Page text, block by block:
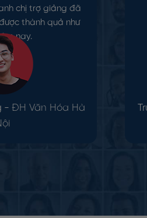
chị trợ giảng đã
thành quả như
nay.
- ĐH Văn Hóa Hà